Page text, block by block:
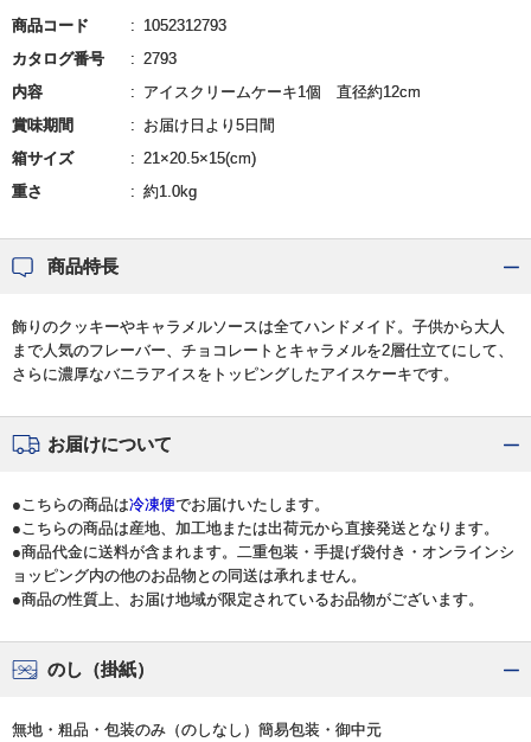
商品コード
1052312793
カタログ番号
2793
内容
アイスクリームケーキ1個 直径約12cm
賞味期間
お届け日より5日間
箱サイズ
21×20.5×15(cm)
重さ
約1.0kg
商品特長
飾りのクッキーやキャラメルソースは全てハンドメイド。子供から大人
まで人気のフレーバー、チョコレートとキャラメルを2層仕立てにして、
さらに濃厚なバニラアイスをトッピングしたアイスケーキです。
お届けについて
●こちらの商品は冷凍便でお届けいたします。
●こちらの商品は産地、加工地または出荷元から直接発送となります。
●商品代金に送料が含まれます。二重包装・手提げ袋付き・オンラインシ
ョッピング内の他のお品物との同送は承れません。
●商品の性質上、お届け地域が限定されているお品物がございます。
のし（掛紙）
無地・粗品・包装のみ（のしなし）簡易包装・御中元